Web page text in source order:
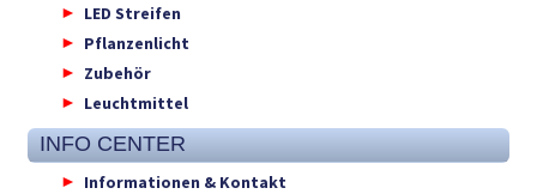
LED Streifen
Pflanzenlicht
Zubehör
Leuchtmittel
INFO CENTER
Informationen & Kontakt